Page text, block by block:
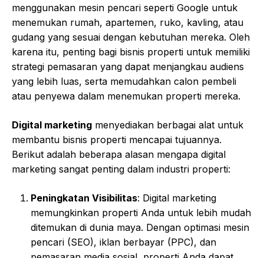
menggunakan mesin pencari seperti Google untuk
menemukan rumah, apartemen, ruko, kavling, atau
gudang yang sesuai dengan kebutuhan mereka. Oleh
karena itu, penting bagi bisnis properti untuk memiliki
strategi pemasaran yang dapat menjangkau audiens
yang lebih luas, serta memudahkan calon pembeli
atau penyewa dalam menemukan properti mereka.
Digital marketing menyediakan berbagai alat untuk
membantu bisnis properti mencapai tujuannya.
Berikut adalah beberapa alasan mengapa digital
marketing sangat penting dalam industri properti:
Peningkatan Visibilitas: Digital marketing
memungkinkan properti Anda untuk lebih mudah
ditemukan di dunia maya. Dengan optimasi mesin
pencari (SEO), iklan berbayar (PPC), dan